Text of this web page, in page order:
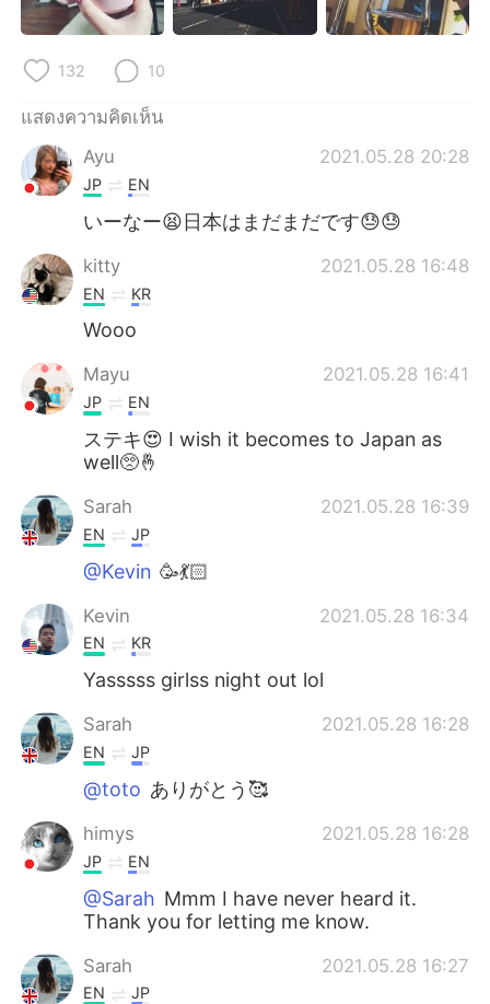
132 10
แสดงความคิดเห็น
Ayu
2021.05.28 20:28
JP EN
いーなー😫日本はまだまだです😓😓
kitty 2021.05.28 16:48
EN KR
Wooo
Mayu 2021.05.28 16:41
JP EN
ステキ😍 I wish it becomes to Japan as
well🥺🤞
Sarah 2021.05.28 16:39
EN JP
@Kevin 🥳💃🏻
Kevin 2021.05.28 16:34
EN KR
Yasssss girlss night out lol
Sarah 2021.05.28 16:28
EN JP
@toto ありがとう🥰
himys 2021.05.28 16:28
JP EN
@Sarah Mmm I have never heard it.
Thank you for letting me know.
Sarah 2021.05.28 16:27
EN JP